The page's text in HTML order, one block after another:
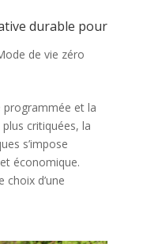
durable pour
de vie zéro
programmée et la
critiquées, la
s’impose
économique.
d’une